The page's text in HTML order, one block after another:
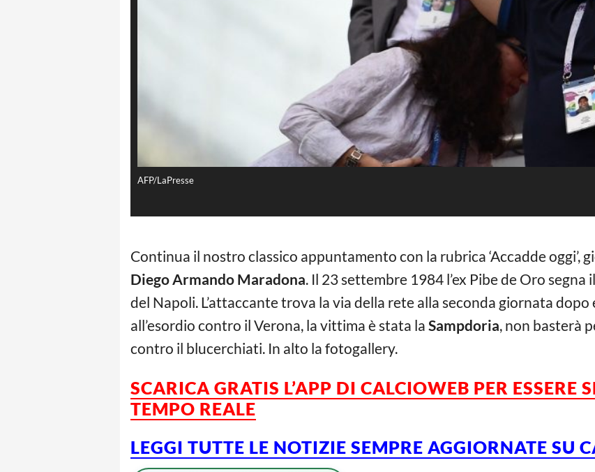
AFP/LaPresse
Continua il nostro classico appuntamento con la rubrica ‘Accadde oggi’,
Diego Armando Maradona. Il 23 settembre 1984 l’ex Pibe de Oro segna
del Napoli. L’attaccante trova la via della rete alla seconda giornata dopo
all’esordio contro il Verona, la vittima è stata la Sampdoria, non basterà
contro il blucerchiati. In alto la fotogallery.
SCARICA GRATIS L’APP DI CALCIOWEB PER ESSERE
TEMPO REALE
LEGGI TUTTE LE NOTIZIE SEMPRE AGGIORNATE SU